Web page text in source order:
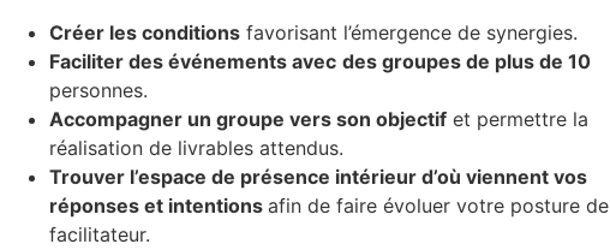
Créer les conditions favorisant l’émergence de synergies.
Faciliter des événements avec des groupes de plus de 10
personnes.
Accompagner un groupe vers son objectif et permettre la
réalisation de livrables attendus.
Trouver l’espace de présence intérieur d’où viennent vos
réponses et intentions afin de faire évoluer votre posture de
facilitateur.